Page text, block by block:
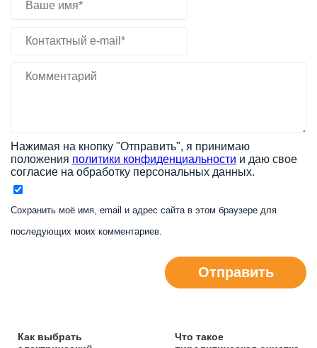
Нажимая на кнопку "Отправить", я принимаю
положения политики конфиденциальности и даю свое
согласие на обработку персональных данных.
Сохранить моё имя, email и адрес сайта в этом браузере для
последующих моих комментариев.
Отправить
Как выбрать
Что такое